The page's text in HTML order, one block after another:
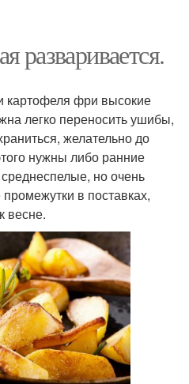
разваривается.
картофеля фри высокие
легко переносить ушибы,
желательно до
нужны либо ранние
но очень
в поставках,
весне.